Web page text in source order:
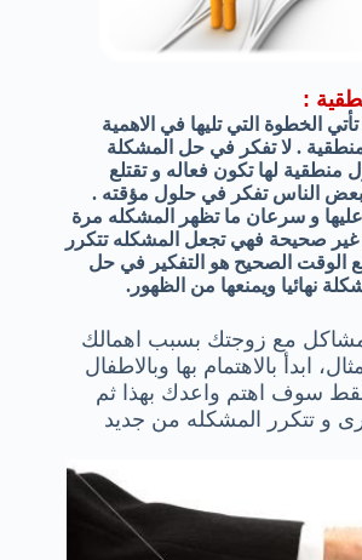
الخطوة التي تليها في الاهمية
. لا تفكر في حل المشكلة
لها تكون فعاله و تقتلع
الناس تفكر في حلول مؤقته .
و سرعان ما تظهر المشكله مرة
صحيحة فهي تجعل المشكله تتكرر
الوقت الصحيح هو التفكير في حل
نهائيا ويمنعها من الظهور.
مع زوجتك بسبب اهمالك
ابدأ بالاهتمام بها وبالاطفال
فقط سوف اهتم واعدك بهذا ثم
و تتكرر المشكله من جديد